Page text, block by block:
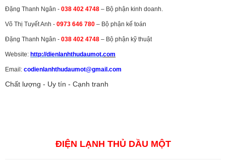
Đặng Thanh Ngân - 038 402 4748 – Bộ phận kinh doanh.
Võ Thị Tuyết Anh - 0973 646 780 – Bộ phận kế toán
Đặng Thanh Ngân - 038 402 4748 – Bộ phận kỹ thuật
Website: http://dienlanhthudaumot.com
Email: codienlanhthudaumot@gmail.com
Chất lượng - Uy tín - Cạnh tranh
ĐIỆN LẠNH THỦ DẦU MỘT